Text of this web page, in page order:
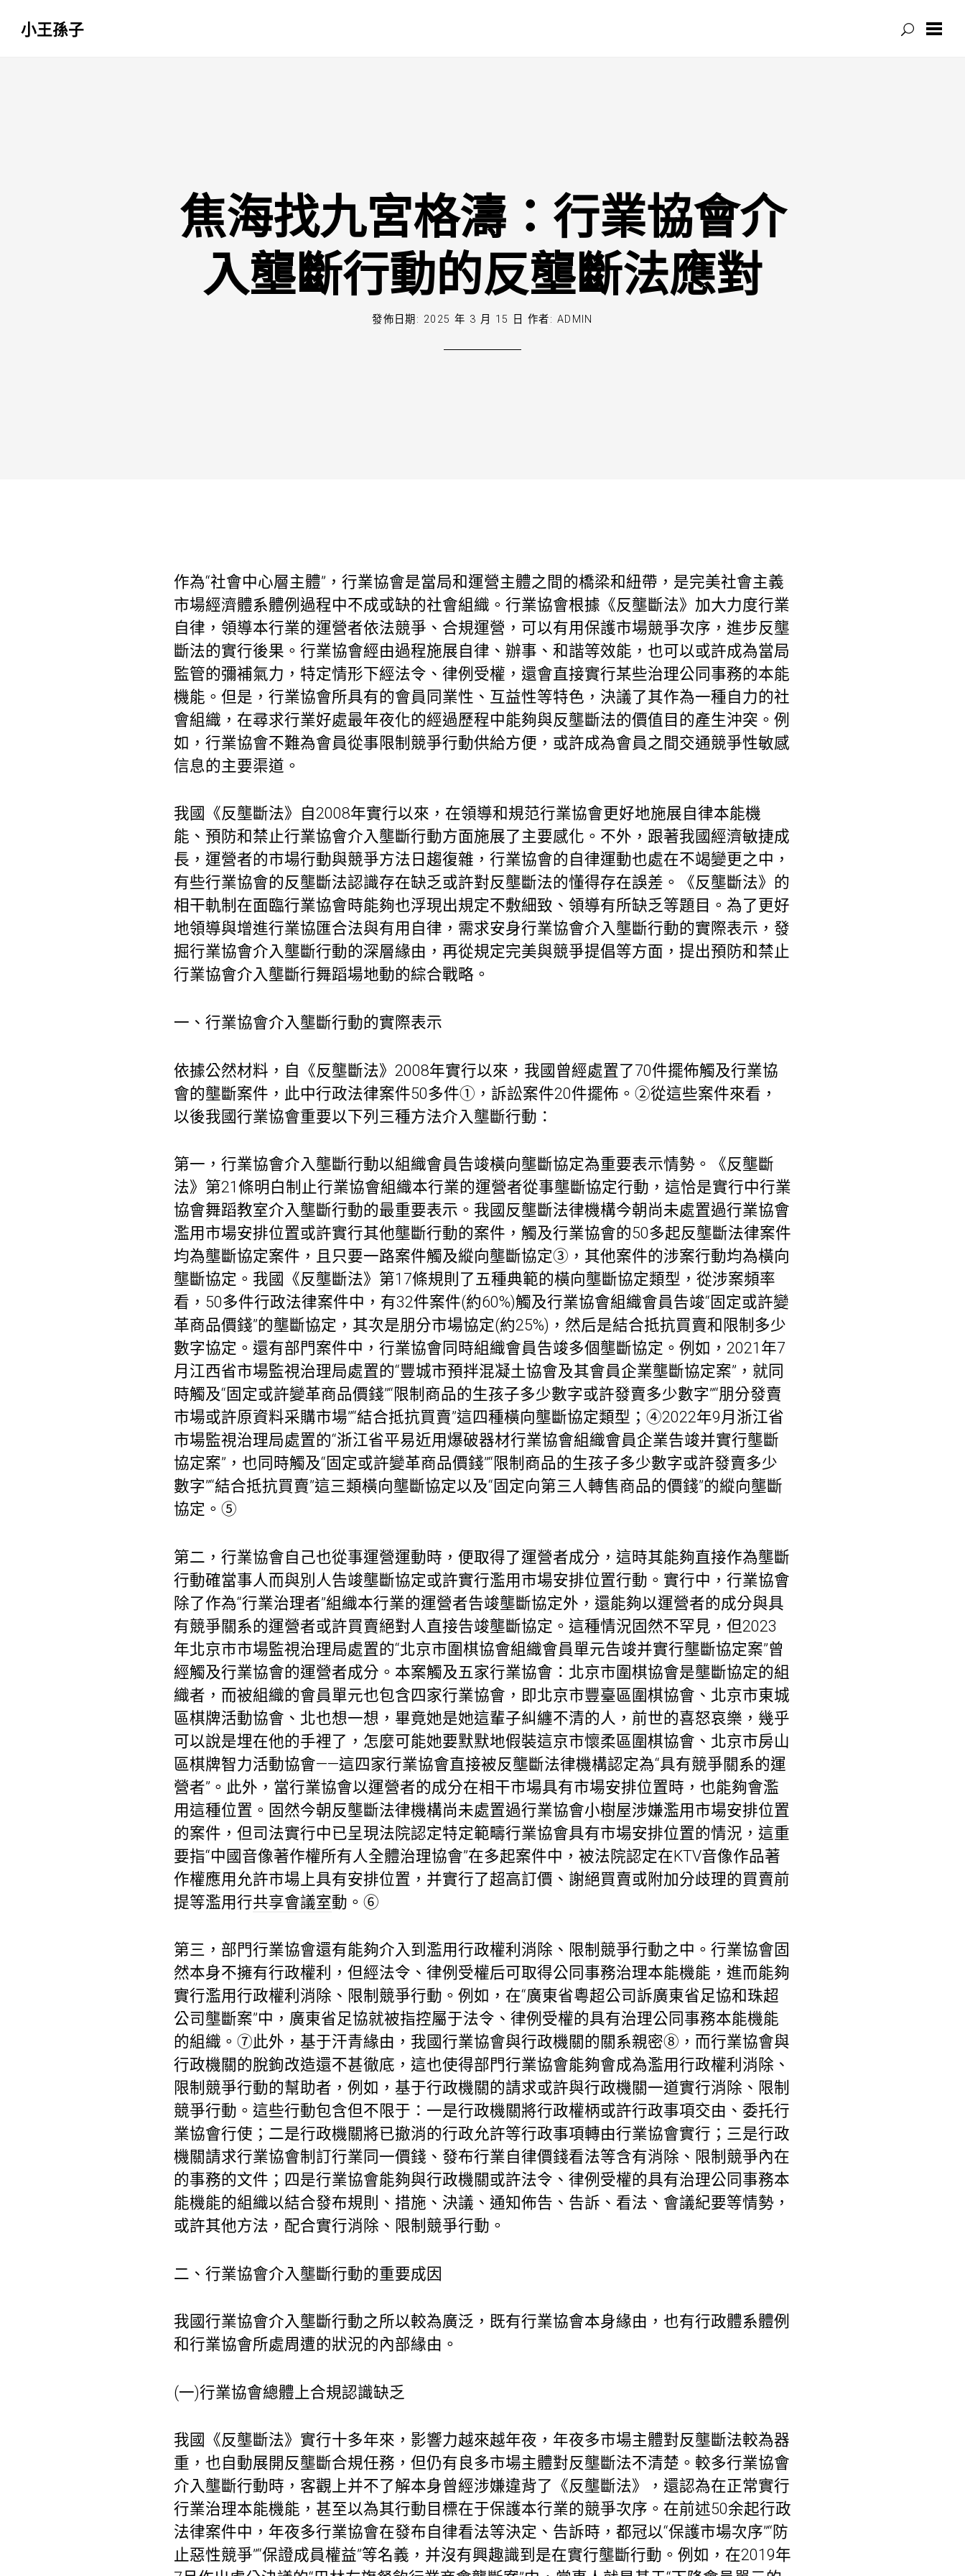
小王孫子
焦海找九宮格濤：行業協會介
入壟斷行動的反壟斷法應對
發佈日期: 2025 年 3 月 15 日 作者: ADMIN
作為“社會中心層主體”，行業協會是當局和運營主體之間的橋梁和紐帶，是完美社會主義
市場經濟體系體例過程中不成或缺的社會組織。行業協會根據《反壟斷法》加大力度行業
自律，領導本行業的運營者依法競爭、合規運營，可以有用保護市場競爭次序，進步反壟
斷法的實行後果。行業協會經由過程施展自律、辦事、和諧等效能，也可以或許成為當局
監管的彌補氣力，特定情形下經法令、律例受權，還會直接實行某些治理公同事務的本能
機能。但是，行業協會所具有的會員同業性、互益性等特色，決議了其作為一種自力的社
會組織，在尋求行業好處最年夜化的經過歷程中能夠與反壟斷法的價值目的產生沖突。例
如，行業協會不難為會員從事限制競爭行動供給方便，或許成為會員之間交通競爭性敏感
信息的主要渠道。
我國《反壟斷法》自2008年實行以來，在領導和規范行業協會更好地施展自律本能機
能、預防和禁止行業協會介入壟斷行動方面施展了主要感化。不外，跟著我國經濟敏捷成
長，運營者的市場行動與競爭方法日趨復雜，行業協會的自律運動也處在不竭變更之中，
有些行業協會的反壟斷法認識存在缺乏或許對反壟斷法的懂得存在誤差。《反壟斷法》的
相干軌制在面臨行業協會時能夠也浮現出規定不敷細致、領導有所缺乏等題目。為了更好
地領導與增進行業協匯合法與有用自律，需求安身行業協會介入壟斷行動的實際表示，發
掘行業協會介入壟斷行動的深層緣由，再從規定完美與競爭提倡等方面，提出預防和禁止
行業協會介入壟斷行舞蹈場地動的綜合戰略。
一、行業協會介入壟斷行動的實際表示
依據公然材料，自《反壟斷法》2008年實行以來，我國曾經處置了70件擺佈觸及行業協
會的壟斷案件，此中行政法律案件50多件①，訴訟案件20件擺佈。②從這些案件來看，
以後我國行業協會重要以下列三種方法介入壟斷行動：
第一，行業協會介入壟斷行動以組織會員告竣橫向壟斷協定為重要表示情勢。《反壟斷
法》第21條明白制止行業協會組織本行業的運營者從事壟斷協定行動，這恰是實行中行業
協會舞蹈教室介入壟斷行動的最重要表示。我國反壟斷法律機構今朝尚未處置過行業協會
濫用市場安排位置或許實行其他壟斷行動的案件，觸及行業協會的50多起反壟斷法律案件
均為壟斷協定案件，且只要一路案件觸及縱向壟斷協定③，其他案件的涉案行動均為橫向
壟斷協定。我國《反壟斷法》第17條規則了五種典範的橫向壟斷協定類型，從涉案頻率
看，50多件行政法律案件中，有32件案件(約60%)觸及行業協會組織會員告竣“固定或許變
革商品價錢”的壟斷協定，其次是朋分市場協定(約25%)，然后是結合抵抗買賣和限制多少
數字協定。還有部門案件中，行業協會同時組織會員告竣多個壟斷協定。例如，2021年7
月江西省市場監視治理局處置的“豐城市預拌混凝土協會及其會員企業壟斷協定案”，就同
時觸及“固定或許變革商品價錢”“限制商品的生孩子多少數字或許發賣多少數字”“朋分發賣
市場或許原資料采購市場”“結合抵抗買賣”這四種橫向壟斷協定類型；④2022年9月浙江省
市場監視治理局處置的“浙江省平易近用爆破器材行業協會組織會員企業告竣并實行壟斷
協定案”，也同時觸及“固定或許變革商品價錢”“限制商品的生孩子多少數字或許發賣多少
數字”“結合抵抗買賣”這三類橫向壟斷協定以及“固定向第三人轉售商品的價錢”的縱向壟斷
協定。⑤
第二，行業協會自己也從事運營運動時，便取得了運營者成分，這時其能夠直接作為壟斷
行動確當事人而與別人告竣壟斷協定或許實行濫用市場安排位置行動。實行中，行業協會
除了作為“行業治理者”組織本行業的運營者告竣壟斷協定外，還能夠以運營者的成分與具
有競爭關系的運營者或許買賣絕對人直接告竣壟斷協定。這種情況固然不罕見，但2023
年北京市市場監視治理局處置的“北京市圍棋協會組織會員單元告竣并實行壟斷協定案”曾
經觸及行業協會的運營者成分。本案觸及五家行業協會：北京市圍棋協會是壟斷協定的組
織者，而被組織的會員單元也包含四家行業協會，即北京市豐臺區圍棋協會、北京市東城
區棋牌活動協會、北也想一想，畢竟她是她這輩子糾纏不清的人，前世的喜怒哀樂，幾乎
可以說是埋在他的手裡了，怎麼可能她要默默地假裝這京市懷柔區圍棋協會、北京市房山
區棋牌智力活動協會——這四家行業協會直接被反壟斷法律機構認定為“具有競爭關系的運
營者”。此外，當行業協會以運營者的成分在相干市場具有市場安排位置時，也能夠會濫
用這種位置。固然今朝反壟斷法律機構尚未處置過行業協會小樹屋涉嫌濫用市場安排位置
的案件，但司法實行中已呈現法院認定特定範疇行業協會具有市場安排位置的情況，這重
要指“中國音像著作權所有人全體治理協會”在多起案件中，被法院認定在KTV音像作品著
作權應用允許市場上具有安排位置，并實行了超高訂價、謝絕買賣或附加分歧理的買賣前
提等濫用行共享會議室動。⑥
第三，部門行業協會還有能夠介入到濫用行政權利消除、限制競爭行動之中。行業協會固
然本身不擁有行政權利，但經法令、律例受權后可取得公同事務治理本能機能，進而能夠
實行濫用行政權利消除、限制競爭行動。例如，在“廣東省粵超公司訴廣東省足協和珠超
公司壟斷案”中，廣東省足協就被指控屬于法令、律例受權的具有治理公同事務本能機能
的組織。⑦此外，基于汗青緣由，我國行業協會與行政機關的關系親密⑧，而行業協會與
行政機關的脫鉤改造還不甚徹底，這也使得部門行業協會能夠會成為濫用行政權利消除、
限制競爭行動的幫助者，例如，基于行政機關的請求或許與行政機關一道實行消除、限制
競爭行動。這些行動包含但不限于：一是行政機關將行政權柄或許行政事項交由、委托行
業協會行使；二是行政機關將已撤消的行政允許等行政事項轉由行業協會實行；三是行政
機關請求行業協會制訂行業同一價錢、發布行業自律價錢看法等含有消除、限制競爭內在
的事務的文件；四是行業協會能夠與行政機關或許法令、律例受權的具有治理公同事務本
能機能的組織以結合發布規則、措施、決議、通知佈告、告訴、看法、會議紀要等情勢，
或許其他方法，配合實行消除、限制競爭行動。
二、行業協會介入壟斷行動的重要成因
我國行業協會介入壟斷行動之所以較為廣泛，既有行業協會本身緣由，也有行政體系體例
和行業協會所處周遭的狀況的內部緣由。
(一)行業協會總體上合規認識缺乏
我國《反壟斷法》實行十多年來，影響力越來越年夜，年夜多市場主體對反壟斷法較為器
重，也自動展開反壟斷合規任務，但仍有良多市場主體對反壟斷法不清楚。較多行業協會
介入壟斷行動時，客觀上并不了解本身曾經涉嫌違背了《反壟斷法》，還認為在正常實行
行業治理本能機能，甚至以為其行動目標在于保護本行業的競爭次序。在前述50余起行政
法律案件中，年夜多行業協會在發布自律看法等決定、告訴時，都冠以“保護市場次序”“防
止惡性競爭”“保證成員權益”等名義，并沒有興趣識到是在實行壟斷行動。例如，在2019年